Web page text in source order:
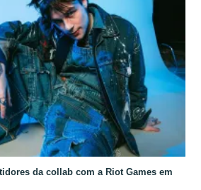
da collab com a Riot Games em